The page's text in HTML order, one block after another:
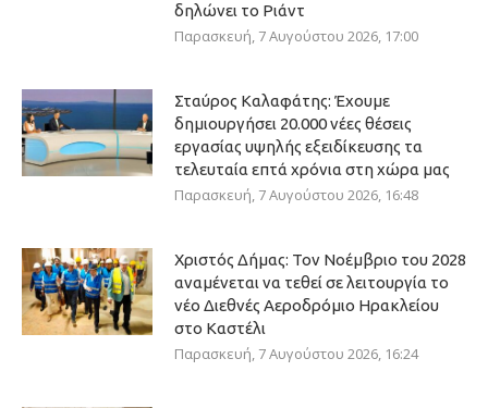
δηλώνει το Ριάντ
Παρασκευή, 7 Αυγούστου 2026, 17:00
Σταύρος Καλαφάτης: Έχουμε
δημιουργήσει 20.000 νέες θέσεις
εργασίας υψηλής εξειδίκευσης τα
τελευταία επτά χρόνια στη χώρα μας
Παρασκευή, 7 Αυγούστου 2026, 16:48
Χριστός Δήμας: Τον Νοέμβριο του 2028
αναμένεται να τεθεί σε λειτουργία το
νέο Διεθνές Αεροδρόμιο Ηρακλείου
στο Καστέλι
Παρασκευή, 7 Αυγούστου 2026, 16:24